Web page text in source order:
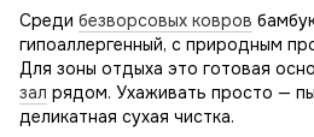
Среди безворсовых ковров
гипоаллергенный, с природным
Для зоны отдыха это готовая
зал рядом. Ухаживать просто —
деликатная сухая чистка.